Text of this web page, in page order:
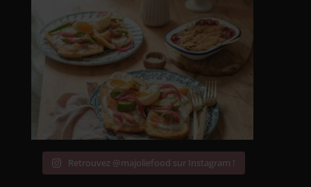
Retrouvez @majoliefood sur Instagram !